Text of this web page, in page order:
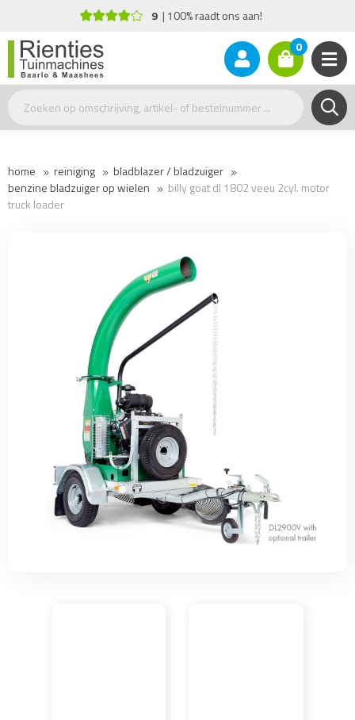
Advies nodig? +31(0)77 - 477 17 26
0
home reiniging
bladblazer / bladzuiger
benzine bladzuiger op wielen
billy goat dl 1802 veeu 2cyl. motor
truck loader